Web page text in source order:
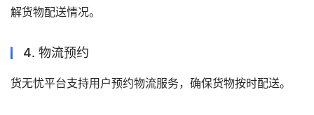
解货物配送情况。
4. 物流预约
货无忧平台支持用户预约物流服务，确保货物按时配送。